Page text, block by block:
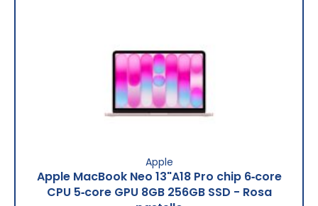
Apple
Apple MacBook Neo 13"A18 Pro chip 6‑core
CPU 5‑core GPU 8GB 256GB SSD - Rosa